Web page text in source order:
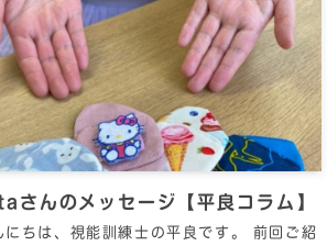
さんのメッセージ【平良コラム】
にちは、視能訓練士の平良です。 前回ご紹